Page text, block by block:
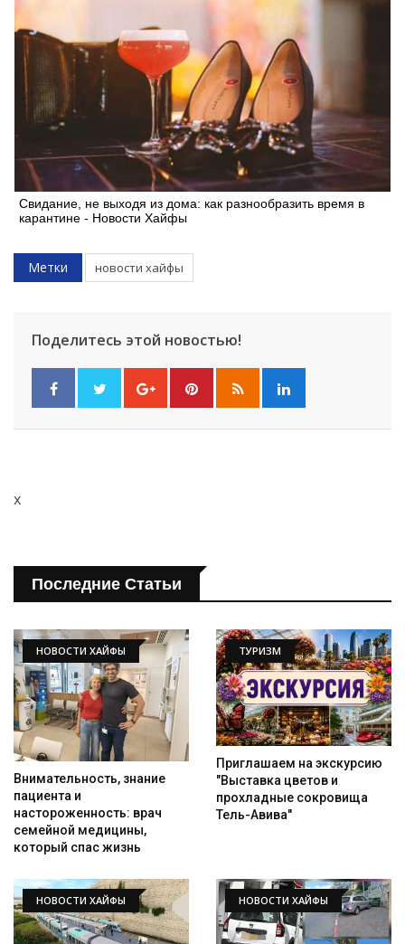
Свидание, не выходя из дома: как разнообразить время в
карантине - Новости Хайфы
Метки новости хайфы
Поделитесь этой новостью!
x
Последние Статьи
НОВОСТИ ХАЙФЫ
Внимательность, знание
пациента и
настороженность: врач
семейной медицины,
который спас жизнь
ТУРИЗМ
Приглашаем на экскурсию
"Выставка цветов и
прохладные сокровища
Тель-Авива"
НОВОСТИ ХАЙФЫ НОВОСТИ ХАЙФЫ